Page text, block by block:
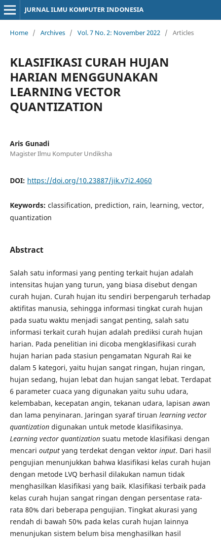
JURNAL ILMU KOMPUTER INDONESIA
Home / Archives / Vol. 7 No. 2: November 2022 / Articles
KLASIFIKASI CURAH HUJAN
HARIAN MENGGUNAKAN
LEARNING VECTOR
QUANTIZATION
Aris Gunadi
Magister Ilmu Komputer Undiksha
DOI: https://doi.org/10.23887/jik.v7i2.4060
Keywords: classification, prediction, rain, learning, vector,
quantization
Abstract
Salah satu informasi yang penting terkait hujan adalah
intensitas hujan yang turun, yang biasa disebut dengan
curah hujan. Curah hujan itu sendiri berpengaruh terhadap
aktifitas manusia, sehingga informasi tingkat curah hujan
pada suatu waktu menjadi sangat penting, salah satu
informasi terkait curah hujan adalah prediksi curah hujan
harian. Pada penelitian ini dicoba mengklasifikasi curah
hujan harian pada stasiun pengamatan Ngurah Rai ke
dalam 5 kategori, yaitu hujan sangat ringan, hujan ringan,
hujan sedang, hujan lebat dan hujan sangat lebat. Terdapat
6 parameter cuaca yang digunakan yaitu suhu udara,
kelembaban, kecepatan angin, tekanan udara, lapisan awan
dan lama penyinaran. Jaringan syaraf tiruan learning vector
quantization digunakan untuk metode klasifikasinya.
Learning vector quantizationsuatu metode klasifikasi dengan
mencari outputyang terdekat dengan vektor input. Dari hasil
pengujian menunjukkan bahwa klasifikasi kelas curah hujan
dengan metode LVQ berhasil dilakukan namun tidak
menghasilkan klasifikasi yang baik. Klasifikasi terbaik pada
kelas curah hujan sangat ringan dengan persentase rata-
rata 80% dari beberapa pengujian. Tingkat akurasi yang
rendah di bawah 50% pada kelas curah hujan lainnya
menunjukan sistem belum bisa menghasilkan hasil